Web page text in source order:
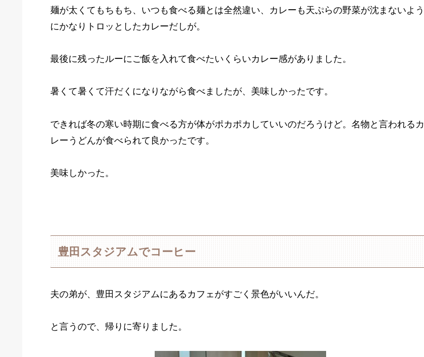
麺が太くてもちもち、いつも食べる麺とは全然違い、カレーも天ぷらの野菜が沈まないよう
にかなりトロッとしたカレーだしが。
最後に残ったルーにご飯を入れて食べたいくらいカレー感がありました。
暑くて暑くて汗だくになりながら食べましたが、美味しかったです。
できれば冬の寒い時期に食べる方が体がポカポカしていいのだろうけど。名物と言われるカ
レーうどんが食べられて良かったです。
美味しかった。
豊田スタジアムでコーヒー
夫の弟が、豊田スタジアムにあるカフェがすごく景色がいいんだ。
と言うので、帰りに寄りました。